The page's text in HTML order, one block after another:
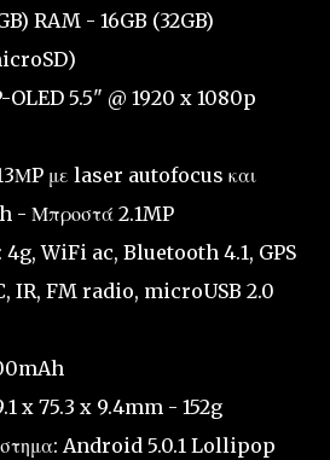
RAM - 16GB (32GB)
OLED 5.5" @ 1920 x 1080p
με laser autofocus και
- Μπροστά 2.1MP
4g, WiFi ac, Bluetooth 4.1, GPS
IR, FM radio, microUSB 2.0
x 75.3 x 9.4mm - 152g
Android 5.0.1 Lollipop